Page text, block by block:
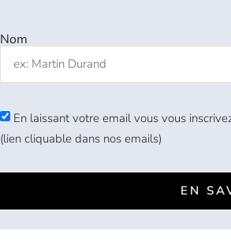
Nom
En laissant votre email vous vous
(lien cliquable dans nos emails)
EN